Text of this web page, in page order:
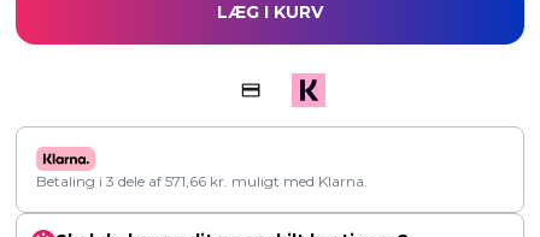
LÆG I KURV
Betaling i 3 dele af 571,66 kr. muligt med Klarna.